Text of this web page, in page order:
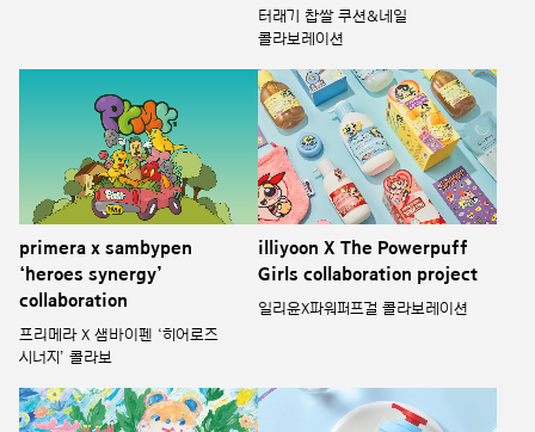
터래기 찹쌀 쿠션&네일
콜라보레이션
primera x sambypen
‘heroes synergy’
collaboration
프리메라 X 샘바이펜 ‘히어로즈
시너지’ 콜라보
illiyoon X The Powerpuff
Girls collaboration project
일리윤X파워퍼프걸 콜라보레이션